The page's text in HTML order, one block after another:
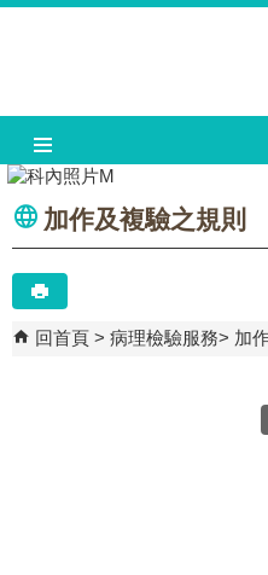
加作及複驗之規則
回首頁 病理檢驗服務 加